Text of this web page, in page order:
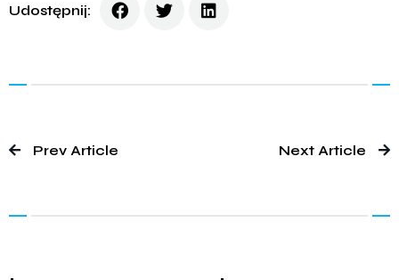
Udostępnij:
Prev Article Next Article